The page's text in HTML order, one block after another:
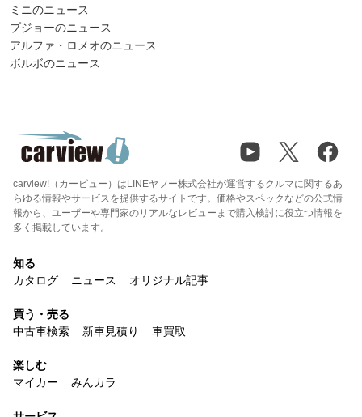
ミニのニュース
プジョーのニュース
アルファ・ロメオのニュース
ボルボのニュース
carview!（カービュー）はLINEヤフー株式会社が運営するクルマに関するあ
らゆる情報やサービスを提供するサイトです。価格やスペックなどの公式情
報から、ユーザーや専門家のリアルなレビューまで購入検討に役立つ情報を
多く掲載しています。
知る
カタログ
ニュース オリジナル記事
買う・売る
中古車検索
新車見積り 車買取
楽しむ
マイカー
みんカラ